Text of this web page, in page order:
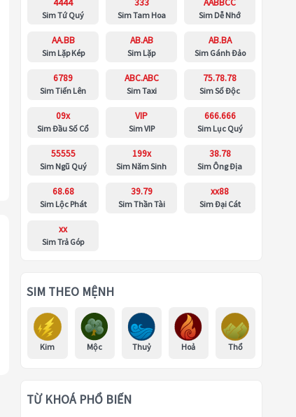
4444
Sim Tứ Quý
333
Sim Tam Hoa
AABBCC
Sim Dễ Nhớ
AA.BB
Sim Lặp Kép
AB.AB
Sim Lặp
AB.BA
Sim Gánh Đảo
6789
Sim Tiến Lên
ABC.ABC
Sim Taxi
75.78.78
Sim Số Độc
09x
Sim Đầu Số Cổ
VIP
Sim VIP
666.666
Sim Lục Quý
55555
Sim Ngũ Quý
199x
Sim Năm Sinh
38.78
Sim Ông Địa
68.68
Sim Lộc Phát
39.79
Sim Thần Tài
xx88
Sim Đại Cát
xx
Sim Trả Góp
SIM THEO MỆNH
Kim Mộc Thuỷ Hoả Thổ
TỪ KHOÁ PHỔ BIẾN